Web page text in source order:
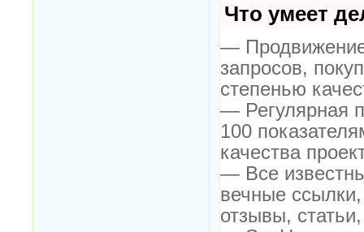
Что умеет
— Продвижение
запросов,
степенью
— Регулярная
100
качества
— Все
вечные
отзывы,